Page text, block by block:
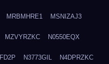
MRBMHRE1 MSNIZAJ3
MZVYRZKC N0550EQX
N3773GIL N4DPRZKC